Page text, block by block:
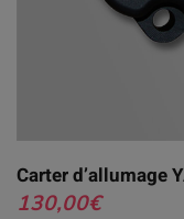
Carter d’allumage
130,00€